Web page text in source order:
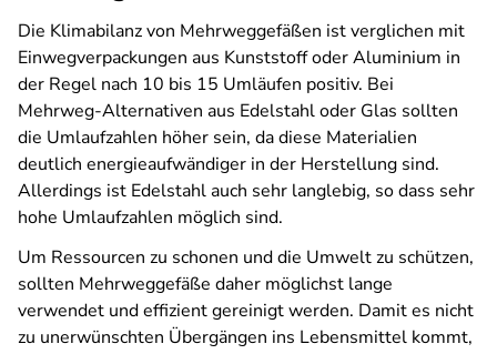
Die Klimabilanz von Mehrweggefäßen ist verglichen mit
Einwegverpackungen aus Kunststoff oder Aluminium in
der Regel nach 10 bis 15 Umläufen positiv. Bei
Mehrweg-Alternativen aus Edelstahl oder Glas sollten
die Umlaufzahlen höher sein, da diese Materialien
deutlich energieaufwändiger in der Herstellung sind.
Allerdings ist Edelstahl auch sehr langlebig, so dass sehr
hohe Umlaufzahlen möglich sind.
Um Ressourcen zu schonen und die Umwelt zu schützen,
sollten Mehrweggefäße daher möglichst lange
verwendet und effizient gereinigt werden. Damit es nicht
zu unerwünschten Übergängen ins Lebensmittel kommt,